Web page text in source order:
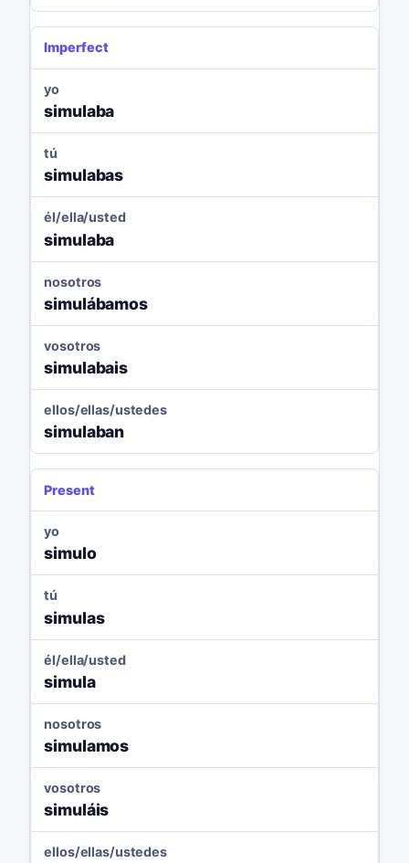
Imperfect
yo
simulaba
tú
simulabas
él/ella/usted
simulaba
nosotros
simulábamos
vosotros
simulabais
ellos/ellas/ustedes
simulaban
Present
yo
simulo
tú
simulas
él/ella/usted
simula
nosotros
simulamos
vosotros
simuláis
ellos/ellas/ustedes